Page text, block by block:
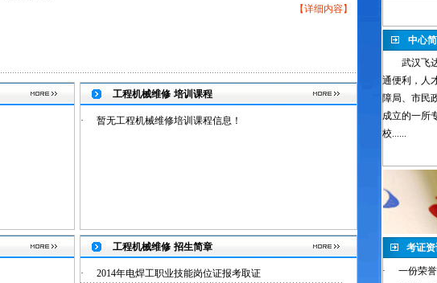
【详细内容】
工程机械维修 培训课程
· 暂无工程机械维修培训课程信息！
工程机械维修 招生简章
· 2014年电焊工职业技能岗位证报考取证
中心
武汉飞达
通便利，人
障局、市民
成立的一所
校......
考证
·
一份荣